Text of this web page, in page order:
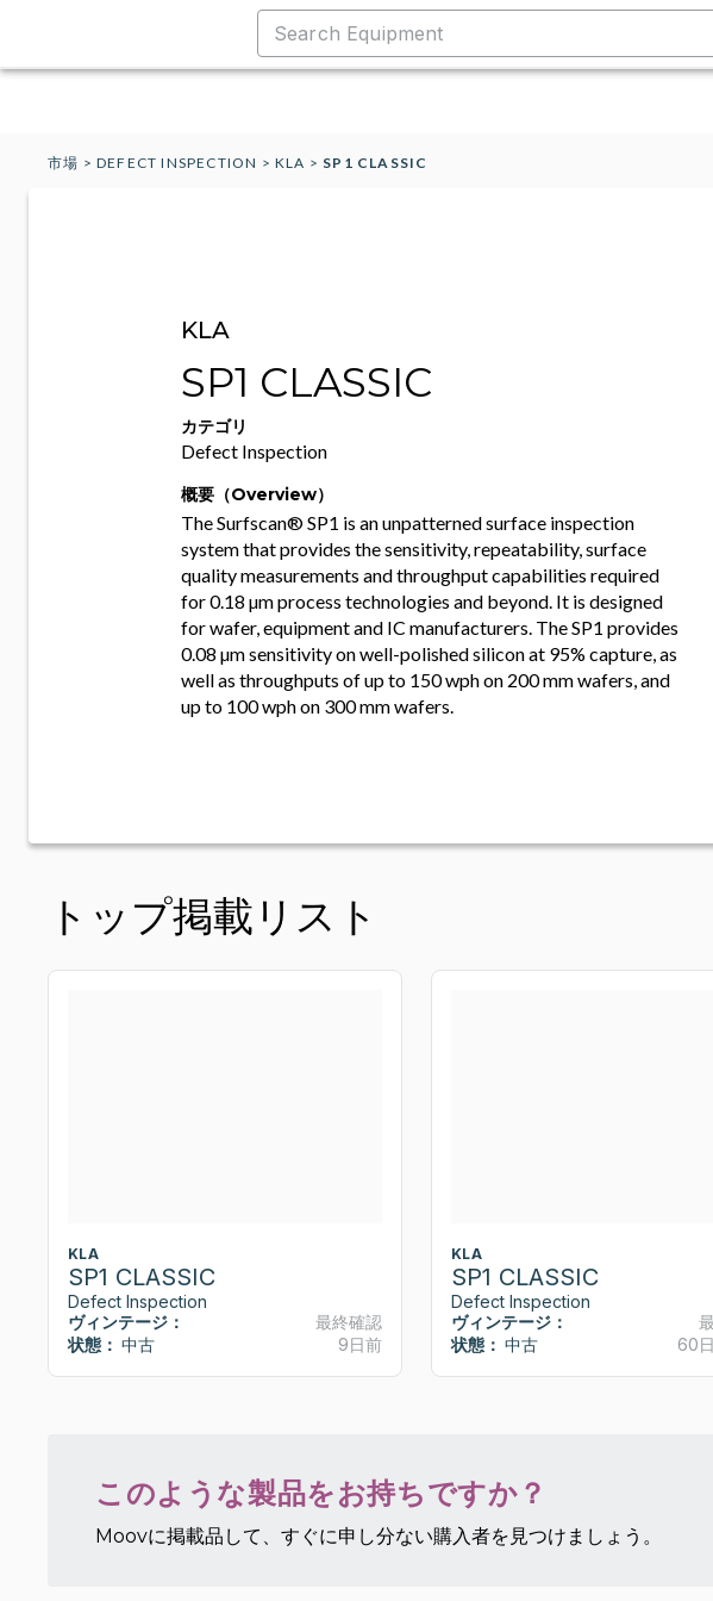
市場 >DEFECT INSPECTION >KLA > SP1 CLASSIC
KLA
SP1 CLASSIC
カテゴリ
Defect Inspection
概要（Overview）
The Surfscan® SP1 is an unpatterned surface inspection
system that provides the sensitivity, repeatability, surface
quality measurements and throughput capabilities required
for 0.18 µm process technologies and beyond. It is designed
for wafer, equipment and IC manufacturers. The SP1 provides
0.08 µm sensitivity on well-polished silicon at 95% capture, as
well as throughputs of up to 150 wph on 200 mm wafers, and
up to 100 wph on 300 mm wafers.
トップ掲載リスト
KLA
SP1 CLASSIC
Defect Inspection
ヴィンテージ：
状態： 中古
最終確認
9日前
KLA
SP1 CLASSIC
Defect Inspection
ヴィンテージ：
状態： 中古
60
このような製品をお持ちですか？
Moovに掲載品して、すぐに申し分ない購入者を見つけましょう。